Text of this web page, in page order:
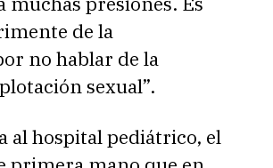
de la
no hablar de la
sexual”.
al hospital pediátrico, el